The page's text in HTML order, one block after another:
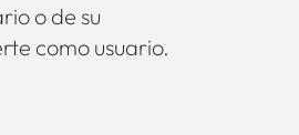
o de su
como usuario.